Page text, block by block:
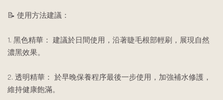
📝 使用方法建議：
1. 黑色精華： 建議於日間使用，沿著睫毛根部輕刷，展現自然
濃黑效果。
2. 透明精華： 於早晚保養程序最後一步使用，加強補水修護，
維持健康飽滿。